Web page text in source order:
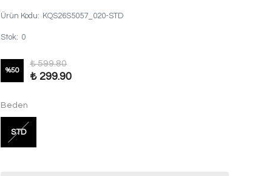
Ürün Kodu: KQS26S5057_020-STD
Stok: 0
%50
₺ 599.80
₺ 299.90
Beden
STD